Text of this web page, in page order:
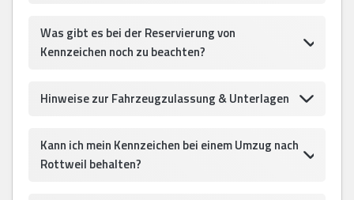
Was gibt es bei der Reservierung von
Kennzeichen noch zu beachten?
Hinweise zur Fahrzeugzulassung & Unterlagen
Kann ich mein Kennzeichen bei einem Umzug nach
Rottweil behalten?